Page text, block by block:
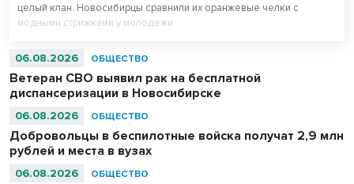
целый клан. Новосибирцы сравнили их оранжевые челки с
модными стрижками у молодежи.
06.08.2026 ОБЩЕСТВО
Ветеран СВО выявил рак на бесплатной
диспансеризации в Новосибирске
06.08.2026 ОБЩЕСТВО
Добровольцы в беспилотные войска получат 2,9 млн
рублей и места в вузах
06.08.2026 ОБЩЕСТВО